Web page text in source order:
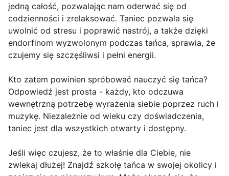
jedną całość, pozwalając nam oderwać się od
codzienności i zrelaksować. Taniec pozwala się
uwolnić od stresu i poprawić nastrój, a także dzięki
endorfinom wyzwolonym podczas tańca, sprawia, że
czujemy się szczęśliwsi i pełni energii.
Kto zatem powinien spróbować nauczyć się tańca?
Odpowiedź jest prosta - każdy, kto odczuwa
wewnętrzną potrzebę wyrażenia siebie poprzez ruch i
muzykę. Niezależnie od wieku czy doświadczenia,
taniec jest dla wszystkich otwarty i dostępny.
Jeśli więc czujesz, że to właśnie dla Ciebie, nie
zwlekaj dłużej! Znajdź szkołę tańca w swojej okolicy i